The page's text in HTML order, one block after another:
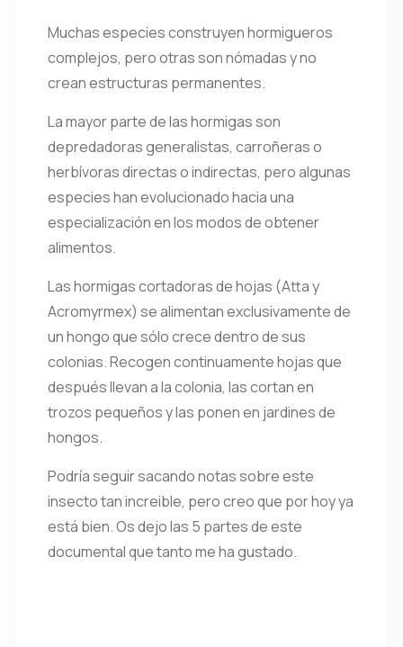
Muchas especies construyen hormigueros
complejos, pero otras son nómadas y no
crean estructuras permanentes.
La mayor parte de las hormigas son
depredadoras generalistas, carroñeras o
herbívoras directas o indirectas, pero algunas
especies han evolucionado hacia una
especialización en los modos de obtener
alimentos.
Las hormigas cortadoras de hojas (Atta y
Acromyrmex) se alimentan exclusivamente de
un hongo que sólo crece dentro de sus
colonias. Recogen continuamente hojas que
después llevan a la colonia, las cortan en
trozos pequeños y las ponen en jardines de
hongos.
Podría seguir sacando notas sobre este
insecto tan increible, pero creo que por hoy ya
está bien. Os dejo las 5 partes de este
documental que tanto me ha gustado.